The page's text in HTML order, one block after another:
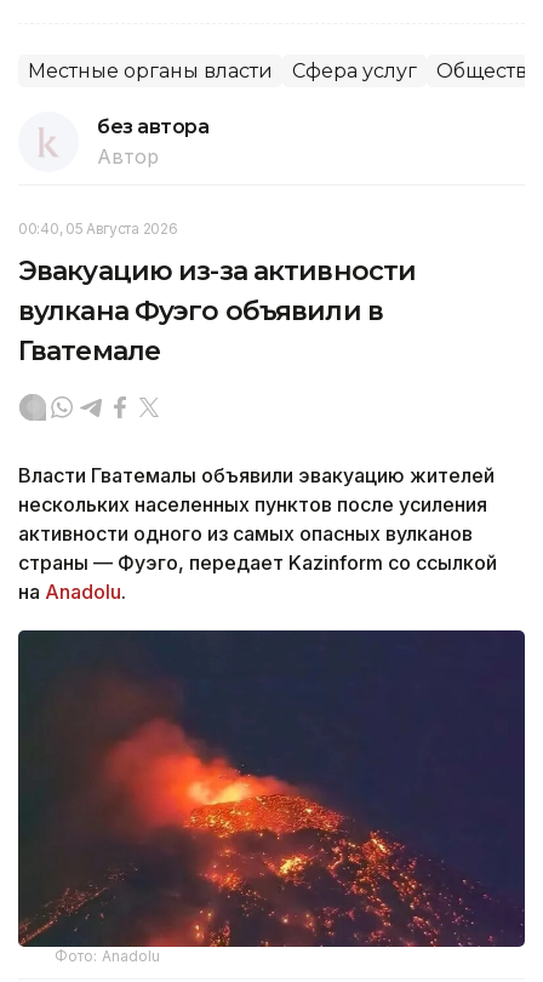
Местные органы власти Сфера услуг Общество
без автора
Автор
00:40, 05 Августа 2026
Эвакуацию из-за активности
вулкана Фуэго объявили в
Гватемале
Власти Гватемалы объявили эвакуацию жителей
нескольких населенных пунктов после усиления
активности одного из самых опасных вулканов
страны — Фуэго, передает Kazinform со ссылкой
на Anadolu.
Фото: Anadolu